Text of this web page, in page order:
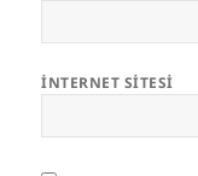
İNTERNET SITESI